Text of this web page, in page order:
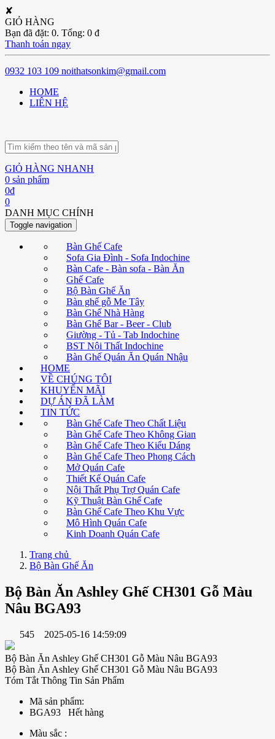
✘
GIỎ HÀNG
Bạn đã đặt: 0. Tổng: 0 đ
Thanh toán ngay
0932 103 109 noithatsonkim@gmail.com
HOME
LIÊN HỆ
GIỎ HÀNG NHANH
0 sản phẩm
0đ
0
DANH MỤC CHÍNH
Toggle navigation
Bàn Ghế Cafe
Sofa Gia Đình - Sofa Indochine
Bàn Cafe - Bàn sofa - Bàn Ăn
Ghế Cafe
Bộ Bàn Ghế Ăn
Bàn ghế gỗ Me Tây
Bàn Ghế Nhà Hàng
Bàn Ghế Bar - Beer - Club
Giường - Tủ - Tab Indochine
BST Nội Thất Indochine
Bàn Ghế Quán Ăn Quán Nhậu
HOME
VỀ CHÚNG TÔI
KHUYẾN MÃI
DỰ ÁN ĐÃ LÀM
TIN TỨC
Bàn Ghế Cafe Theo Chất Liệu
Bàn Ghế Cafe Theo Không Gian
Bàn Ghế Cafe Theo Kiểu Dáng
Bàn Ghế Cafe Theo Phong Cách
Mở Quán Cafe
Thiết Kế Quán Cafe
Nội Thất Phụ Trợ Quán Cafe
Kỹ Thuật Bàn Ghế Cafe
Bàn Ghế Cafe Theo Khu Vực
Mô Hình Quán Cafe
Kinh Doanh Quán Cafe
Trang chủ
Bộ Bàn Ghế Ăn
Bộ Bàn Ăn Ashley Ghế CH301 Gỗ Màu
Nâu BGA93
545 2025-05-16 14:59:09
Bộ Bàn Ăn Ashley Ghế CH301 Gỗ Màu Nâu BGA93
Bộ Bàn Ăn Ashley Ghế CH301 Gỗ Màu Nâu BGA93
Tóm Tắt Thông Tin Sản Phẩm
Mã sản phẩm:
BGA93 Hết hàng
Màu sắc :